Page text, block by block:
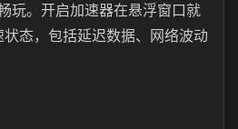
玩。开启加速器在悬浮窗口就
态，包括延迟数据、网络波动